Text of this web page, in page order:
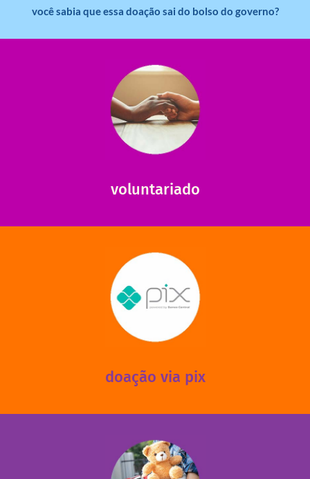
você sabia que essa doação sai do bolso do governo?
voluntariado
ajudar com certos assuntos. Entre em contato conosco e
saiba como nos ajudar.
saiba mais
doação via pix
via PIX? Elas também são muito importantes para
mantermos nossas unidades em funcionamento!
saiba mais
fale conosco